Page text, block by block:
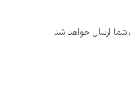
شما ارسال خواهد شد